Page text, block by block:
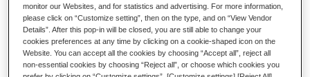
WARTHOG: ein Joystick-Repliken-Set mit doppeltem
Gashebelsystem und doppelter Gashebel-Kontrollkonsole des
U.S. Air Force Offensivflugzeugs A-10C.
monitor our Websites, and for statistics and advertising. For more information,
please click on “Customize setting”, then on the type, and on “View Vendor
Details”. After this pop-in will be closed, you are still able to change your
cookies preferences at any time by clicking on a cookie-shaped icon on the
Website. You can accept all the cookies by choosing “Accept all”, reject all
non-essential cookies by choosing “Reject all”, or choose which cookies you